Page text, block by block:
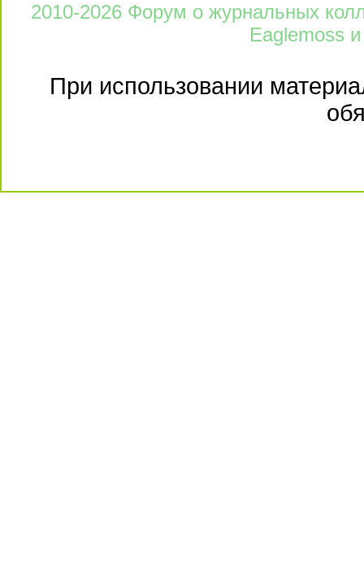
2010-2026 Форум о журнальных
Eaglemoss и
При использовании